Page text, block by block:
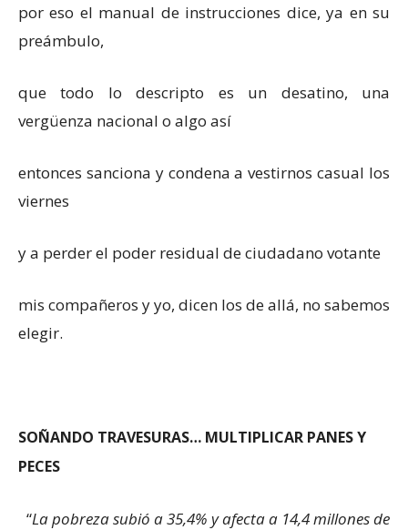
por eso el manual de instrucciones dice, ya en su
preámbulo,
que todo lo descripto es un desatino, una
vergüenza nacional o algo así
entonces sanciona y condena a vestirnos casual los
viernes
y a perder el poder residual de ciudadano votante
mis compañeros y yo, dicen los de allá, no sabemos
elegir.
SOÑANDO TRAVESURAS… MULTIPLICAR PANES Y
PECES
“La pobreza subió a 35,4% y afecta a 14,4 millones de